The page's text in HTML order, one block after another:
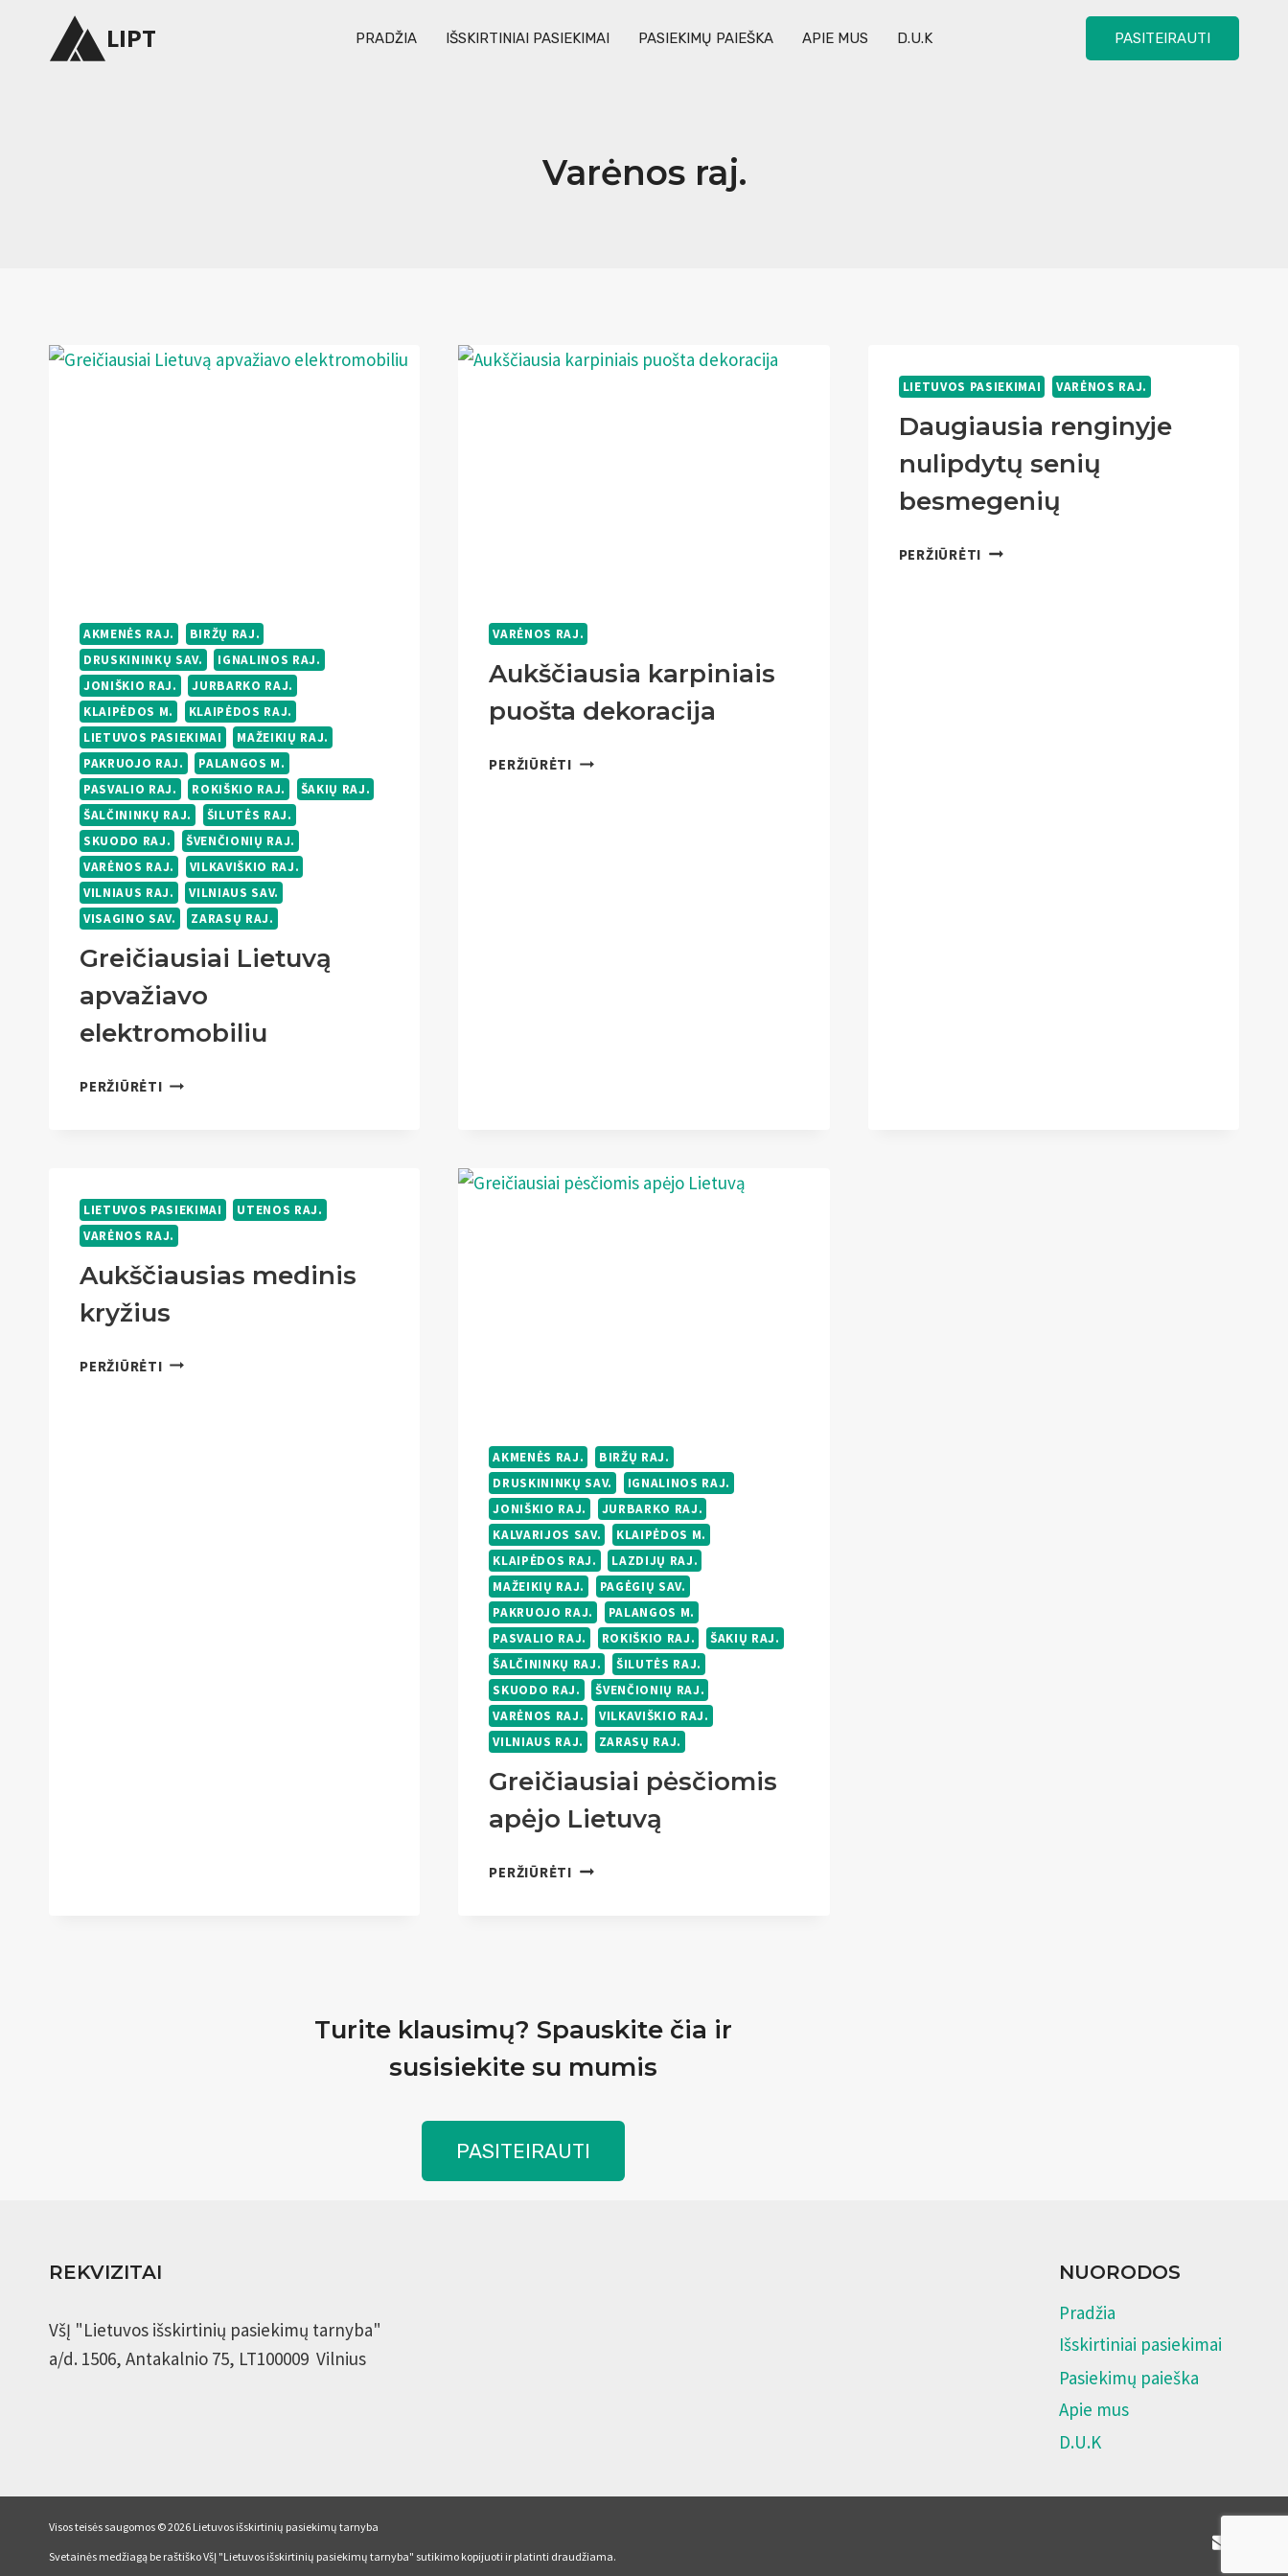
LIPT PRADŽIA IŠSKIRTINIAI PASIEKIMAI PASIEKIMŲ PAIEŠKA APIE MUS D.U.K PASITEIRAUTI
Varėnos raj.
AKMENĖS RAJ.
BIRŽŲ RAJ.
DRUSKININKŲ SAV.
IGNALINOS RAJ.
JONIŠKIO RAJ.
JURBARKO RAJ.
KLAIPĖDOS M.
KLAIPĖDOS RAJ.
LIETUVOS PASIEKIMAI
MAŽEIKIŲ RAJ.
PAKRUOJO RAJ.
PALANGOS M.
PASVALIO RAJ.
ROKIŠKIO RAJ.
ŠAKIŲ RAJ.
ŠALČININKŲ RAJ.
ŠILUTĖS RAJ.
SKUODO RAJ.
ŠVENČIONIŲ RAJ.
VARĖNOS RAJ.
VILKAVIŠKIO RAJ.
VILNIAUS RAJ.
VILNIAUS SAV.
VISAGINO SAV.
ZARASŲ RAJ.
Greičiausiai Lietuvą
apvažiavo
elektromobiliu
PERŽIŪRĖTIGREIČIAUSIAI
VARĖNOS RAJ.
Aukščiausia karpiniais
puošta dekoracija
PERŽIŪRĖTIAUKŠČIAUSIA
LIETUVOS PASIEKIMAI VARĖNOS RAJ.
Daugiausia renginyje
nulipdytų senių
besmegenių
PERŽIŪRĖTI DAUGIAUSIA
LIETUVOS PASIEKIMAI
UTENOS RAJ.
VARĖNOS RAJ.
Aukščiausias medinis
kryžius
PERŽIŪRĖTIAUKŠČIAUSIAS
AKMENĖS RAJ.
BIRŽŲ RAJ.
DRUSKININKŲ SAV.
IGNALINOS RAJ.
JONIŠKIO RAJ.
JURBARKO RAJ.
KALVARIJOS SAV.
KLAIPĖDOS M.
KLAIPĖDOS RAJ.
LAZDIJŲ RAJ.
MAŽEIKIŲ RAJ.
PAGĖGIŲ SAV.
PAKRUOJO RAJ.
PALANGOS M.
PASVALIO RAJ.
ROKIŠKIO RAJ.
ŠAKIŲ RAJ.
ŠALČININKŲ RAJ.
ŠILUTĖS RAJ.
SKUODO RAJ.
ŠVENČIONIŲ RAJ.
VARĖNOS RAJ.
VILKAVIŠKIO RAJ.
VILNIAUS RAJ.
ZARASŲ RAJ.
Greičiausiai pėsčiomis
apėjo Lietuvą
PERŽIŪRĖTIGREIČIAUSIAI
Turite klausimų? Spauskite čia ir
susisiekite su mumis
PASITEIRAUTI
REKVIZITAI
VšĮ "Lietuvos išskirtinių pasiekimų tarnyba"
a/d. 1506, Antakalnio 75, LT100009 Vilnius
NUORODOS
Pradžia
Išskirtiniai pasiekimai
Pasiekimų paieška
Apie mus
D.U.K
Visos teisės saugomos © 2026 Lietuvos išskirtinių pasiekimų tarnyba
Svetainės medžiagą be raštiško VšĮ "Lietuvos išskirtinių pasiekimų tarnyba" sutikimo kopijuoti ir platinti draudžiama.